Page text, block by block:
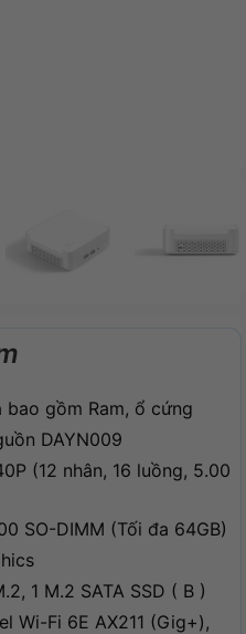
bao gồm Ram, ổ cứng
DAYN009
(12 nhân, 16 luồng, 5.00
SO-DIMM (Tối đa 64GB)
1 M.2 SATA SSD ( B )
Wi-Fi 6E AX211 (Gig+),